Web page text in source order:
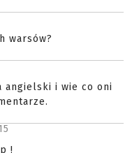
warsów?
angielski i wie co oni
!